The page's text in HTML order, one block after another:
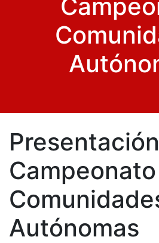
Presentación
Campeonato
Autónomas